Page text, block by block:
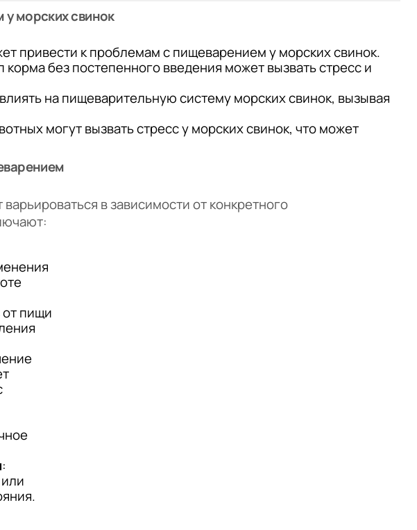
морских свинок
привести к проблемам с пищеварением у морских свинок.
без постепенного введения может вызвать стресс и
на пищеварительную систему морских свинок, вызывая
могут вызвать стресс у морских свинок, что может
в зависимости от конкретного
от пищи
: